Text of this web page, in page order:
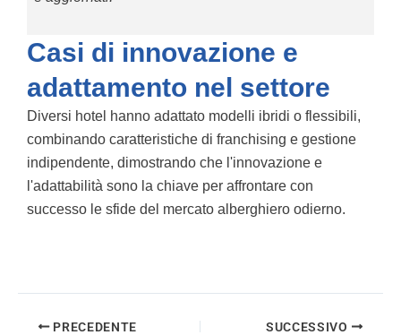
Casi di innovazione e
adattamento nel settore
Diversi hotel hanno adattato modelli ibridi o flessibili,
combinando caratteristiche di franchising e gestione
indipendente, dimostrando che l'innovazione e
l'adattabilità sono la chiave per affrontare con
successo le sfide del mercato alberghiero odierno.
PRECEDENTE SUCCESSIVO